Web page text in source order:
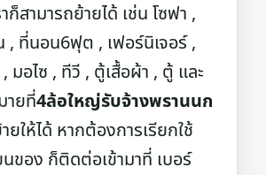
ก็สามารถย้ายได้ เช่น โซฟา ,
, ที่นอน6ฟุต , เฟอร์นิเจอร์ ,
มอไซ , ทีวี , ตู้เสื้อผ้า , ตู้ และ
ายที่4ล้อใหญ่รับจ้างพรานนก
ยให้ได้ หากต้องการเรียกใช้
ของ ก็ติดต่อเข้ามาที่ เบอร์